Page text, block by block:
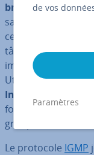
breuses
sans avoir à
ces machines.
tâche entre les
impliqués et
Utilisées par de
Internet en temps
forme de
groupes multicast
Le protocole IGMP
de vos
Paramètres